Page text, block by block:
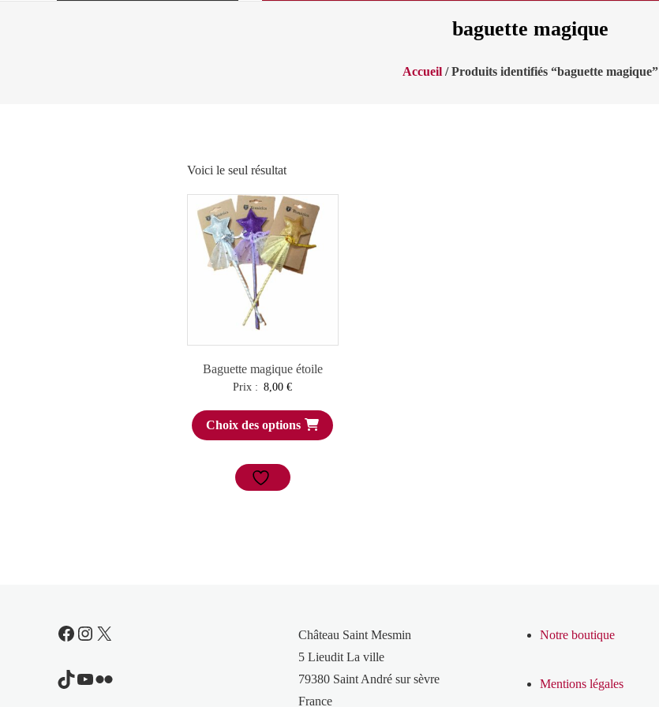
baguette magique
Accueil / Produits identifiés “baguette magique”
Voici le seul résultat
Baguette magique étoile
Prix : 8,00€
Choix des options
Facebook
Instagram
X
TikTok
YouTube
Flickr
Château Saint Mesmin
5 Lieudit La ville
79380 Saint André sur sèvre
France
Notre boutique
Mentions légales